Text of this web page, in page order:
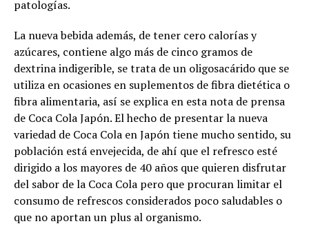
patologías.
La nueva bebida además, de tener cero calorías y
azúcares, contiene algo más de cinco gramos de
dextrina indigerible, se trata de un oligosacárido que se
utiliza en ocasiones en suplementos de fibra dietética o
fibra alimentaria, así se explica en esta nota de prensa
de Coca Cola Japón. El hecho de presentar la nueva
variedad de Coca Cola en Japón tiene mucho sentido, su
población está envejecida, de ahí que el refresco esté
dirigido a los mayores de 40 años que quieren disfrutar
del sabor de la Coca Cola pero que procuran limitar el
consumo de refrescos considerados poco saludables o
que no aportan un plus al organismo.